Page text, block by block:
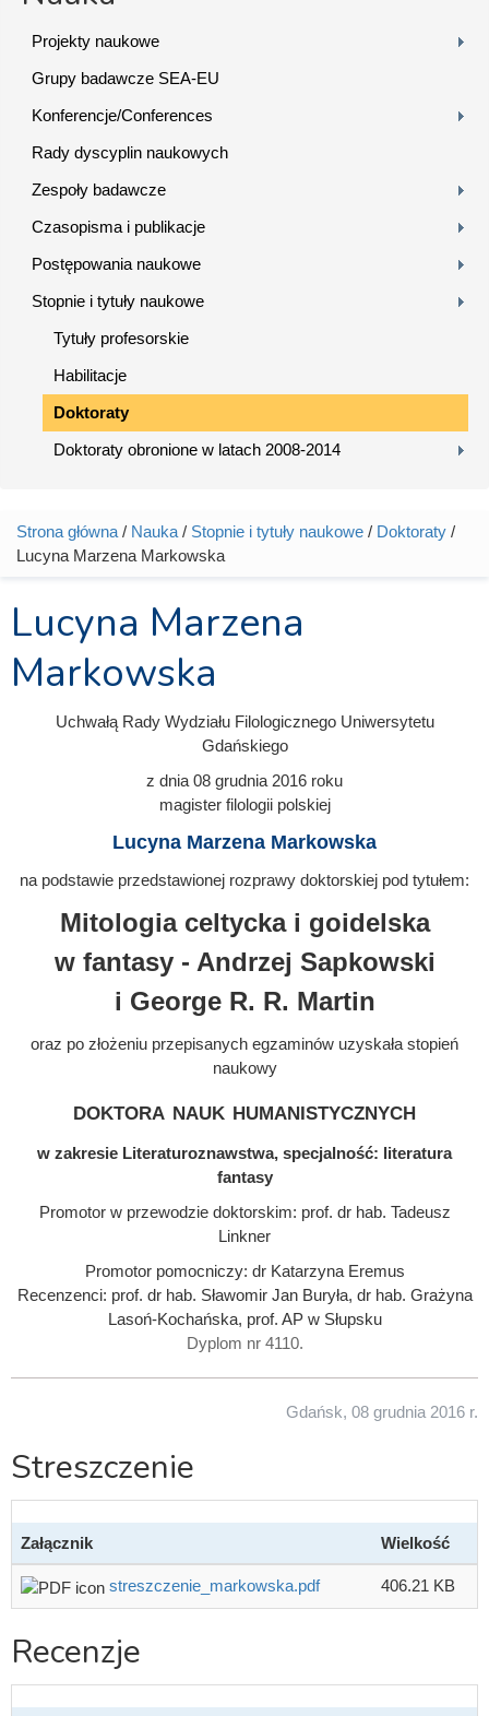
Projekty naukowe
Grupy badawcze SEA-EU
Konferencje/Conferences
Rady dyscyplin naukowych
Zespoły badawcze
Czasopisma i publikacje
Postępowania naukowe
Stopnie i tytuły naukowe
Tytuły profesorskie
Habilitacje
Doktoraty
Doktoraty obronione w latach 2008-2014
Jesteś tutaj
Strona główna / Nauka / Stopnie i tytuły naukowe / Doktoraty /
Lucyna Marzena Markowska
Lucyna Marzena
Markowska
Uchwałą Rady Wydziału Filologicznego Uniwersytetu
Gdańskiego
z dnia 08 grudnia 2016 roku
magister filologii polskiej
Lucyna Marzena Markowska
na podstawie przedstawionej rozprawy doktorskiej pod tytułem:
Mitologia celtycka i goidelska
w fantasy - Andrzej Sapkowski
i George R. R. Martin
oraz po złożeniu przepisanych egzaminów uzyskała stopień
naukowy
doktora nauk humanistycznych
w zakresie Literaturoznawstwa, specjalność: literatura
fantasy
Promotor w przewodzie doktorskim: prof. dr hab. Tadeusz
Linkner
Promotor pomocniczy: dr Katarzyna Eremus
Recenzenci: prof. dr hab. Sławomir Jan Buryła, dr hab. Grażyna
Lasoń-Kochańska, prof. AP w Słupsku
Dyplom nr 4110.
Gdańsk, 08 grudnia 2016 r.
Streszczenie
Załącznik Wielkość
streszczenie_markowska.pdf 406.21 KB
Recenzje